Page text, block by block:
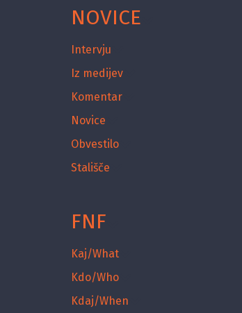
NOVICE
Intervju
Iz medijev
Komentar
Novice
Obvestilo
Stališče
FNF
Kaj/What
Kdo/Who
Kdaj/When